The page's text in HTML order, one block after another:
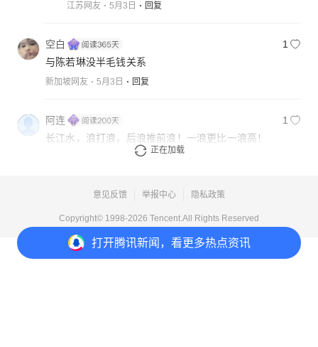
打开腾讯新闻，看更多热点资讯
江苏网友 5月3日 回复
空白
1
与陈若琳没半毛钱关系
新加坡网友 5月3日 回复
阿连
1
长江水，浪打浪，后浪推前浪！一浪更比一浪高！
回复
正在加载
意见反馈 举报中心 隐私政策
Copyright© 1998-2026 Tencent.All Rights Reserved